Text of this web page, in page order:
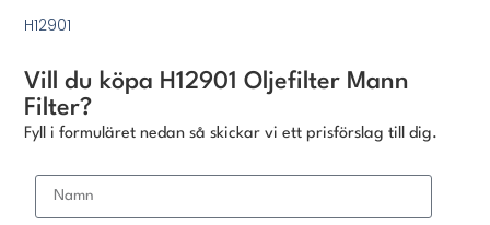
H12901
Vill du köpa H12901 Oljefilter Mann
Filter?
Fyll i formuläret nedan så skickar vi ett prisförslag till dig.